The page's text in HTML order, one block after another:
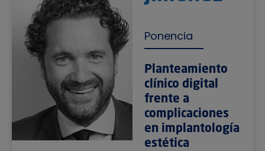
Ponencia
Planteamiento
clínico digital
frente a
complicaciones
en implantología
estética